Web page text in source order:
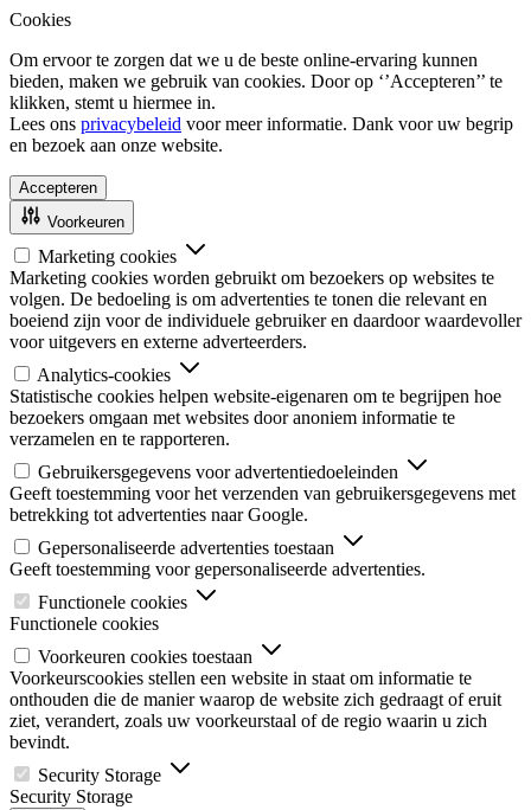
Cookies
Om ervoor te zorgen dat we u de beste online-ervaring kunnen
bieden, maken we gebruik van cookies. Door op ‘’Accepteren’’ te
klikken, stemt u hiermee in.
Lees ons privacybeleid voor meer informatie. Dank voor uw begrip
en bezoek aan onze website.
Accepteren
Voorkeuren
Marketing cookies
Marketing cookies worden gebruikt om bezoekers op websites te
volgen. De bedoeling is om advertenties te tonen die relevant en
boeiend zijn voor de individuele gebruiker en daardoor waardevoller
voor uitgevers en externe adverteerders.
Analytics-cookies
Statistische cookies helpen website-eigenaren om te begrijpen hoe
bezoekers omgaan met websites door anoniem informatie te
verzamelen en te rapporteren.
Gebruikersgegevens voor advertentiedoeleinden
Geeft toestemming voor het verzenden van gebruikersgegevens met
betrekking tot advertenties naar Google.
Gepersonaliseerde advertenties toestaan
Geeft toestemming voor gepersonaliseerde advertenties.
Functionele cookies
Functionele cookies
Voorkeuren cookies toestaan
Voorkeurscookies stellen een website in staat om informatie te
onthouden die de manier waarop de website zich gedraagt of eruit
ziet, verandert, zoals uw voorkeurstaal of de regio waarin u zich
bevindt.
Security Storage
Security Storage